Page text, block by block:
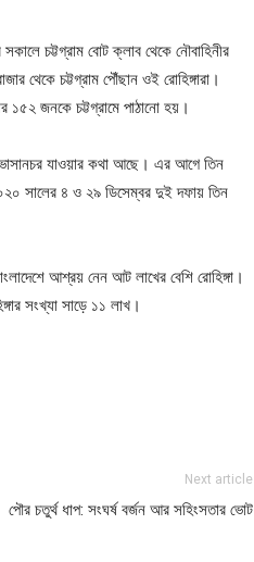
চট্টগ্রাম বোট ক্লাব থেকে নৌবাহিনীর
থেকে চট্টগ্রাম পৌঁছান ওই রোহিঙ্গারা।
১৫২ জনকে চট্টগ্রামে পাঠানো হয়।
ভাসানচর যাওয়ার কথা আছে। এর আগে তিন
সালের ৪ ও ২৯ ডিসেম্বর দুই দফায় তিন
আশ্রয় নেন আট লাখের বেশি রোহিঙ্গা।
সংখ্যা সাড়ে ১১ লাখ।
Next article
পৌর চতুর্থ ধাপ: সংঘর্ষ বর্জন আর সহিংসতার ভোট